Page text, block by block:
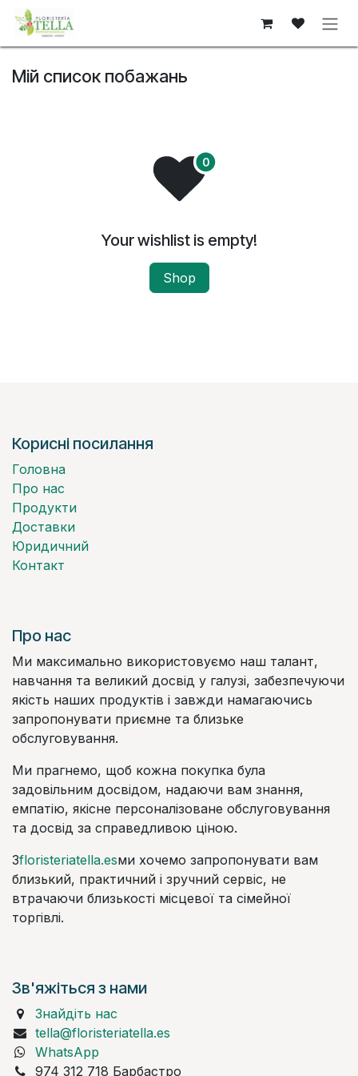
Skip to Content
Мій список побажань
Your wishlist is empty!
Shop
Корисні посилання
Головна
Про нас
Продукти
Доставки
Юридичний
Контакт
Про нас
Ми максимально використовуємо наш талант,
навчання та великий досвід у галузі, забезпечуючи
якість наших продуктів і завжди намагаючись
запропонувати приємне та близьке
обслуговування.
Ми прагнемо, щоб кожна покупка була
задовільним досвідом, надаючи вам знання,
емпатію, якісне персоналізоване обслуговування
та досвід за справедливою ціною.
Зfloristeriatella.esми хочемо запропонувати вам
близький, практичний і зручний сервіс, не
втрачаючи близькості місцевої та сімейної
торгівлі.
Зв'яжіться з нами
Знайдіть нас
tella@floristeriatella.es
WhatsApp
974 312 718 Барбастро